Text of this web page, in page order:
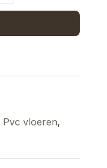
Pvc vloeren,